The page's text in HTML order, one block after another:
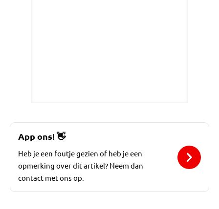
App ons!👋
Heb je een foutje gezien of heb je een
opmerking over dit artikel? Neem dan
contact met ons op.